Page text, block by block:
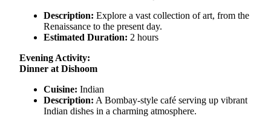
Description: Explore a vast collection of art, from the
Renaissance to the present day.
Estimated Duration: 2 hours
Evening Activity:
Dinner at Dishoom
Cuisine: Indian
Description: A Bombay-style café serving up vibrant
Indian dishes in a charming atmosphere.